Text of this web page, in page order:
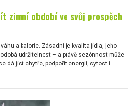
zimní období ve svůj prospěch
a kalorie. Zásadní je kvalita jídla, jeho
udržitelnost – a právě sezónnost může
dá jíst chytře, podpořit energii, sytost i